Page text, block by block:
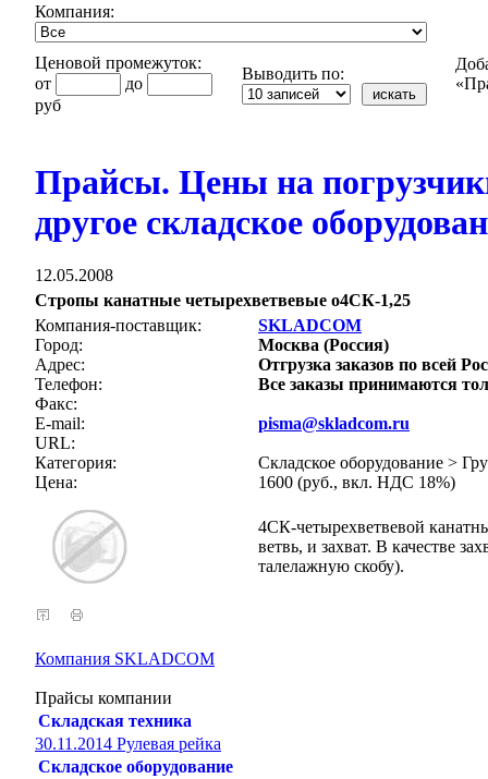
Компания:
Ценовой промежуток:
от
до
руб
Выводить по:
Прайсы. Цены на
другое складское
12.05.2008
Стропы канатные четырехветвевые о4СК-1,25
Компания-поставщик:
SKLADCOM
Город:
Москва (Россия)
Адрес:
Отгрузка заказов по всей
Телефон:
Все заказы принимаются
Факс:
E-mail:
pisma@skladcom.ru
URL:
Категория:
Складское оборудование >
Цена:
1600 (руб., вкл. НДС 18%)
4СК-четырехветвевой
ветвь, и захват. В качестве
талелажную скобу).
Компания SKLADCOM
Прайсы компании
Складская техника
30.11.2014 Рулевая рейка
Складское оборудование